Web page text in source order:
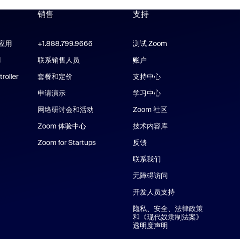
用 Zoom Workplace 应用
Zoom Rooms 应用
iPhone/iPad 应用
销售
+1.888.799.9666
联系销售人员
套餐和定价
申请演示
网络研讨会和活动
Zoom 体验中心Zoom 体验中心
Zoom for StartupsZoom for Startups
支持
支持
测试 Zoom
账户
支持中心
学习中心
Zoom 社区
技术内容库
反馈
联系我们
无障碍访问
开发人员支持
隐私、安全、法律政策
和《现代奴隶制法案》
透明度声明